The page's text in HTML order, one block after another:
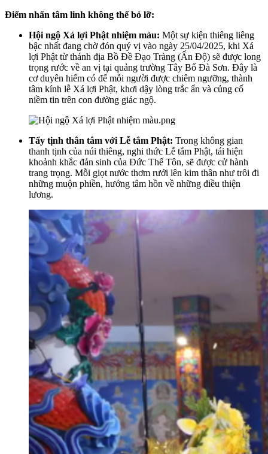
Điểm nhấn tâm linh không thể bỏ lỡ:
Hội ngộ Xá lợi Phật nhiệm màu: Một sự kiện thiêng liêng
bậc nhất đang chờ đón quý vị vào ngày 25/04/2025, khi Xá
lợi Phật từ thánh địa Bồ Đề Đạo Tràng (Ấn Độ) sẽ được long
trọng rước về an vị tại quảng trường Tây Bổ Đà Sơn. Đây là
cơ duyên hiếm có để mỗi người được chiêm ngưỡng, thành
tâm kính lễ Xá lợi Phật, khơi dậy lòng trắc ẩn và củng cố
niềm tin trên con đường giác ngộ.
Tẩy tịnh thân tâm với Lễ tắm Phật: Trong không gian
thanh tịnh của núi thiêng, nghi thức Lễ tắm Phật, tái hiện
khoảnh khắc đản sinh của Đức Thế Tôn, sẽ được cử hành
trang trọng. Mỗi giọt nước thơm rưới lên kim thân như trôi đi
những muộn phiền, hướng tâm hồn về những điều thiện
lương.